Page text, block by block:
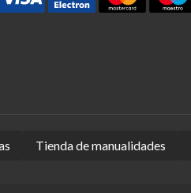
Tienda de manualidades